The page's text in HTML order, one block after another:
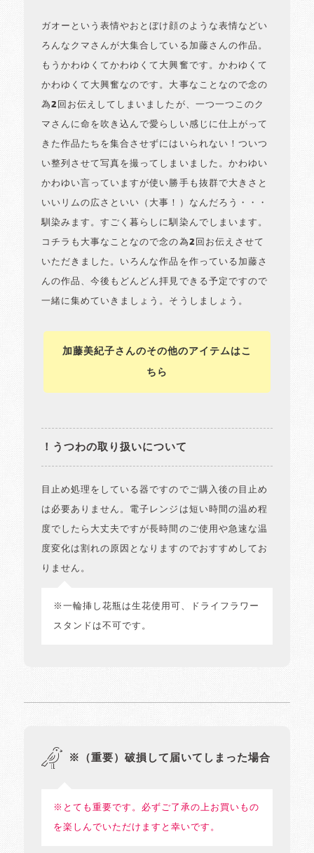
ガオーという表情やおとぼけ顔のような表情などい
ろんなクマさんが大集合している加藤さんの作品。
もうかわゆくてかわゆくて大興奮です。かわゆくて
かわゆくて大興奮なのです。大事なことなので念の
為2回お伝えしてしまいましたが、一つ一つこのク
マさんに命を吹き込んで愛らしい感じに仕上がって
きた作品たちを集合させずにはいられない！ついつ
い整列させて写真を撮ってしまいました。かわゆい
かわゆい言っていますが使い勝手も抜群で大きさと
いいリムの広さといい（大事！）なんだろう・・・
馴染みます。すごく暮らしに馴染んでしまいます。
コチラも大事なことなので念の為2回お伝えさせて
いただきました。いろんな作品を作っている加藤さ
んの作品、今後もどんどん拝見できる予定ですので
一緒に集めていきましょう。そうしましょう。
加藤美紀子さんのその他のアイテムはこ
ちら
！うつわの取り扱いについて
目止め処理をしている器ですのでご購入後の目止め
は必要ありません。電子レンジは短い時間の温め程
度でしたら大丈夫ですが長時間のご使用や急速な温
度変化は割れの原因となりますのでおすすめしてお
りません。
※一輪挿し花瓶は生花使用可、ドライフラワー
スタンドは不可です。
※（重要）破損して届いてしまった場合
※とても重要です。必ずご了承の上お買いもの
を楽しんでいただけますと幸いです。